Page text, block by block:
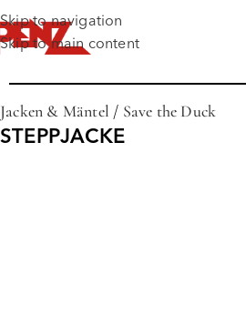
Skip to navigation
Skip to main content
Jacken & Mäntel / Save the Duck
STEPPJACKE